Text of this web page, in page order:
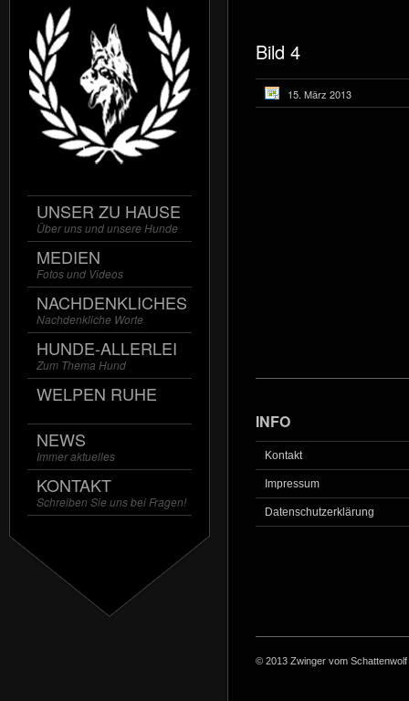
UNSER ZU HAUSE
Über uns und unsere Hunde
MEDIEN
Fotos und Videos
NACHDENKLICHES
Nachdenkliche Worte
HUNDE-ALLERLEI
Zum Thema Hund
WELPEN RUHE
NEWS
Immer aktuelles
KONTAKT
Schreiben Sie uns bei Fragen!
Bild 4
15. März 2013
INFO
Kontakt
Impressum
Datenschutzerklärung
© 2013 Zwinger vom Schattenwolf